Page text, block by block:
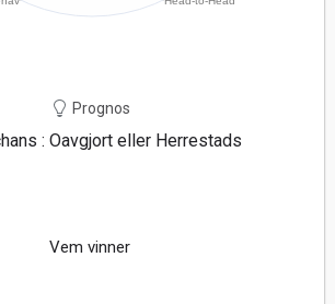
Prognos
: Oavgjort eller Herrestads
Vem vinner